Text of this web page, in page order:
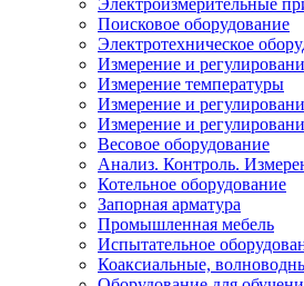
Электроизмерительные
Поисковое оборудование
Электротехническое
Измерение и
Измерение температуры
Измерение и
Измерение и
Весовое оборудование
Анализ. Контроль.
Котельное оборудование
Запорная арматура
Промышленная мебель
Испытательное
Коаксиальные,